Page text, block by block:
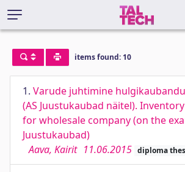
items found: 10
1. Varude juhtimine
(AS Juustukaubad näitel).
for wholesale company (on the
Juustukaubad)
Aava, Kairit 11.06.2015 diploma